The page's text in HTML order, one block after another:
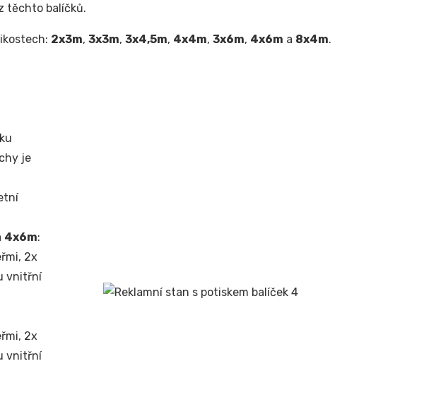
těchto balíčků.
2x3m, 3x3m, 3x4,5m, 4x4m, 3x6m, 4x6m a 8x4m.
je
4x6m:
2x
vnitřní
2x
vnitřní